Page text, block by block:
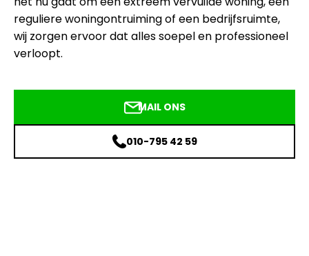
reguliere woningontruiming of een bedrijfsruimte,
wij zorgen ervoor dat alles soepel en professioneel
verloopt.
MAIL ONS
010-795 42 59